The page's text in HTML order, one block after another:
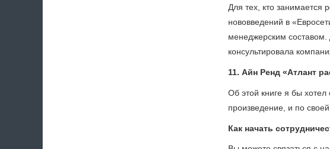
Для тех, кто занимается
нововведений в
менеджерским
консультировала
11. Айн Ренд «Атлант
Об этой книге я бы
произведение, и по
Как начать